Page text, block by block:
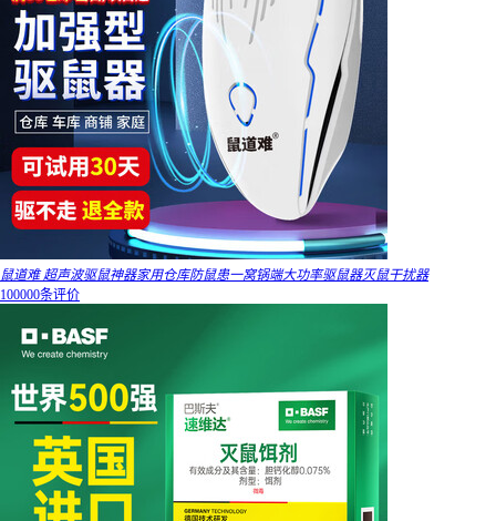
鼠道难 超声波驱鼠神器家用仓库防鼠患一窝锅端大功率驱鼠器灭鼠干扰器
100000条评价